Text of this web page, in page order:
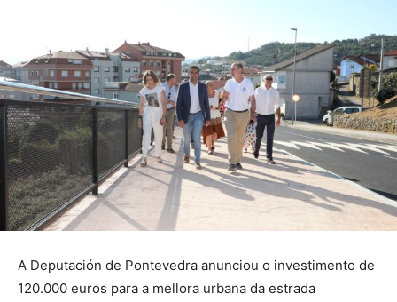
A Deputación de Pontevedra anunciou o investimento de
120.000 euros para a mellora urbana da estrada